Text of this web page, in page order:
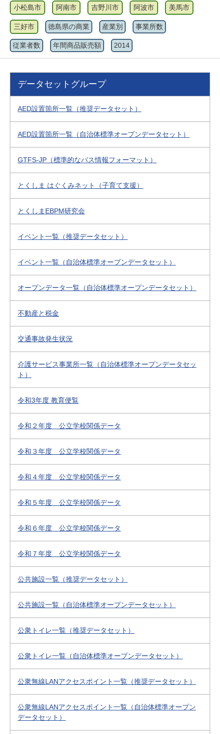
小松島市 阿南市 吉野川市 阿波市 美馬市
三好市 徳島県の商業 産業別 事業所数
従業者数 年間商品販売額 2014
データセットグループ
AED設置箇所一覧（推奨データセット）
AED設置箇所一覧（自治体標準オープンデータセット）
GTFS-JP（標準的なバス情報フォーマット）
とくしま はぐくみネット（子育て支援）
とくしまEBPM研究会
イベント一覧（推奨データセット）
イベント一覧（自治体標準オープンデータセット）
オープンデータ一覧（自治体標準オープンデータセット）
不動産と税金
交通事故発生状況
介護サービス事業所一覧（自治体標準オープンデータセッ
ト）
令和3年度 教育便覧
令和２年度 公立学校関係データ
令和３年度 公立学校関係データ
令和４年度 公立学校関係データ
令和５年度 公立学校関係データ
令和６年度 公立学校関係データ
令和７年度 公立学校関係データ
公共施設一覧（推奨データセット）
公共施設一覧（自治体標準オープンデータセット）
公衆トイレ一覧（推奨データセット）
公衆トイレ一覧（自治体標準オープンデータセット）
公衆無線LANアクセスポイント一覧（推奨データセット）
公衆無線LANアクセスポイント一覧（自治体標準オープン
データセット）